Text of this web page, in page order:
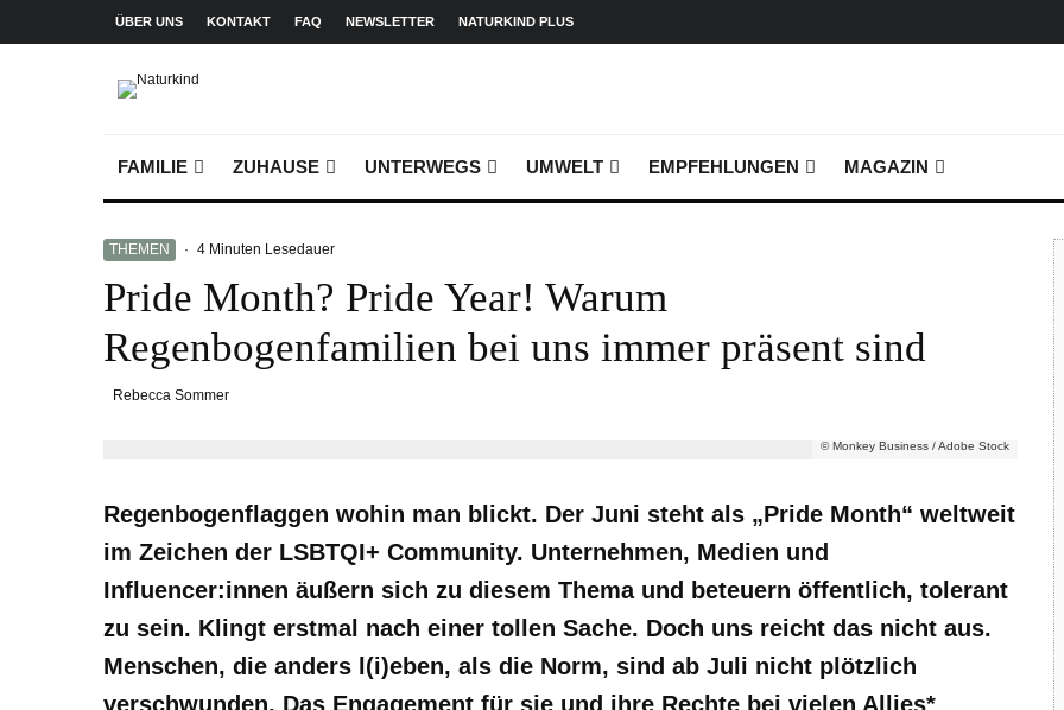
ÜBER UNS KONTAKT FAQ NEWSLETTER NATURKIND PLUS
FAMILIE ZUHAUSE UNTERWEGS UMWELT EMPFEHLUNGEN MAGAZIN
THEMEN · 4 Minuten Lesedauer
Pride Month? Pride Year! Warum
Regenbogenfamilien bei uns immer präsent sind
Rebecca Sommer
© Monkey Business / Adobe Stock
Regenbogenflaggen wohin man blickt. Der Juni steht als „Pride Month“ weltweit
im Zeichen der LSBTQI+ Community. Unternehmen, Medien und
Influencer:innen äußern sich zu diesem Thema und beteuern öffentlich, tolerant
zu sein. Klingt erstmal nach einer tollen Sache. Doch uns reicht das nicht aus.
Menschen, die anders l(i)eben, als die Norm, sind ab Juli nicht plötzlich
verschwunden. Das Engagement für sie und ihre Rechte bei vielen Allies*